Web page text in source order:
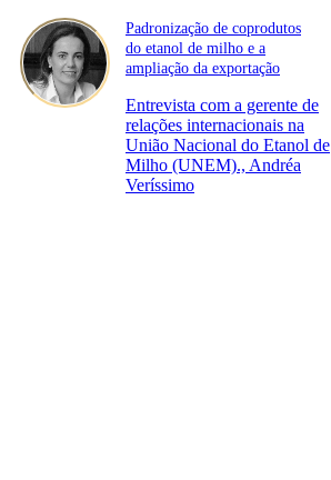
Padronização de coprodutos
do etanol de milho e a
ampliação da exportação
Entrevista com a gerente de
relações internacionais na
União Nacional do Etanol de
Milho (UNEM)., Andréa
Veríssimo